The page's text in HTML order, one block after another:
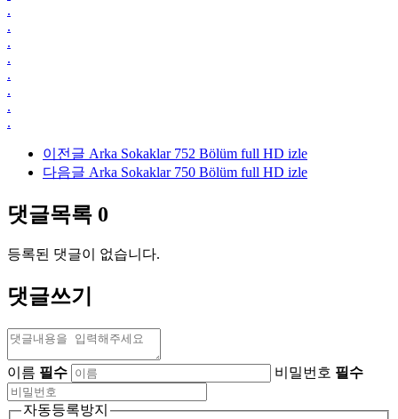
.
.
.
.
.
.
.
.
이전글 Arka Sokaklar 752 Bölüm full HD izle
다음글 Arka Sokaklar 750 Bölüm full HD izle
댓글목록 0
등록된 댓글이 없습니다.
댓글쓰기
이름 필수 비밀번호 필수
자동등록방지